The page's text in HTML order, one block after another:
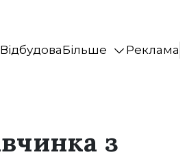
ВідбудоваБільше Реклама
з